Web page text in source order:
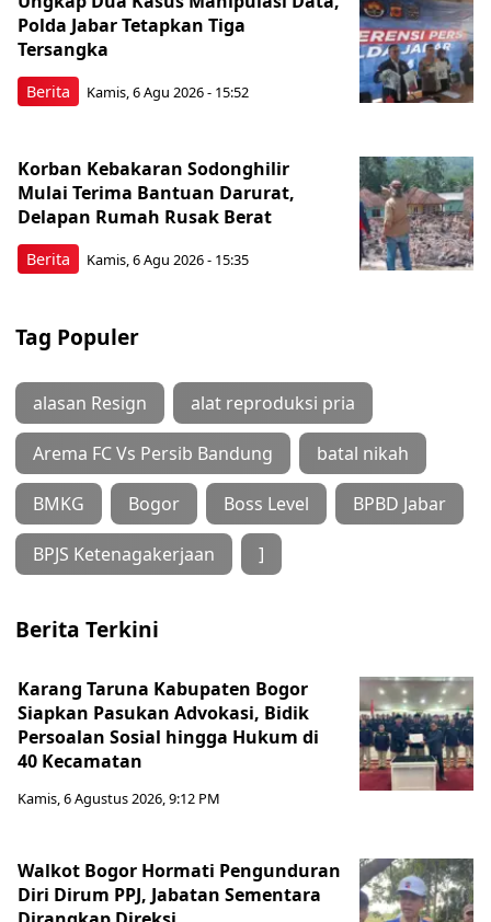
Berita
Polda Jabar Tetapkan Tiga
Tersangka
Kamis, 6 Agu 2026 - 15:52
Berita
Korban Kebakaran Sodonghilir
Mulai Terima Bantuan Darurat,
Delapan Rumah Rusak Berat
Kamis, 6 Agu 2026 - 15:35
Tag Populer
alasan Resign alat reproduksi pria
Arema FC Vs Persib Bandung batal nikah
BMKG Bogor Boss Level BPBD Jabar
BPJS Ketenagakerjaan ]
Berita Terkini
Karang Taruna Kabupaten Bogor
Siapkan Pasukan Advokasi, Bidik
Persoalan Sosial hingga Hukum di
40 Kecamatan
Kamis, 6 Agustus 2026, 9:12 PM
Walkot Bogor Hormati Pengunduran
Diri Dirum PPJ, Jabatan Sementara